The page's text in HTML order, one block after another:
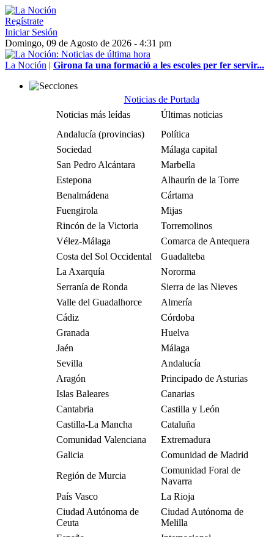
Regístrate
Iniciar Sesión
Domingo, 09 de Agosto de 2026 - 4:31 pm
La Noción | Girona fa una formació a les escoles per fer servir...
Noticias de Portada
Noticias más leídas
Últimas noticias
Andalucía (provincias)
Política
Sociedad
Málaga capital
San Pedro Alcántara
Marbella
Estepona
Alhaurín de la Torre
Benalmádena
Cártama
Fuengirola
Mijas
Rincón de la Victoria
Torremolinos
Vélez-Málaga
Comarca de Antequera
Costa del Sol Occidental
Guadalteba
La Axarquía
Nororma
Serranía de Ronda
Sierra de las Nieves
Valle del Guadalhorce
Almería
Cádiz
Córdoba
Granada
Huelva
Jaén
Málaga
Sevilla
Andalucía
Aragón
Principado de Asturias
Islas Baleares
Canarias
Cantabria
Castilla y León
Castilla-La Mancha
Cataluña
Comunidad Valenciana
Extremadura
Galicia
Comunidad de Madrid
Región de Murcia
Comunidad Foral de
Navarra
País Vasco
La Rioja
Ciudad Autónoma de
Ceuta
Ciudad Autónoma de
Melilla